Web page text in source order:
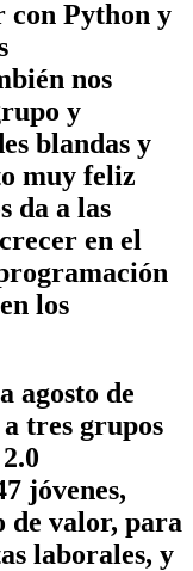
con Python y
nos
y
blandas y
muy feliz
da a las
en el
los
agosto de
tres grupos
jóvenes,
de valor, para
laborales, y